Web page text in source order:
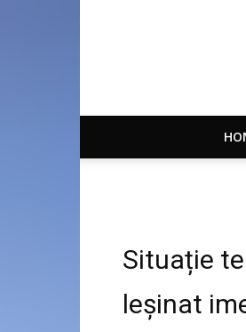
Situație
leșinat